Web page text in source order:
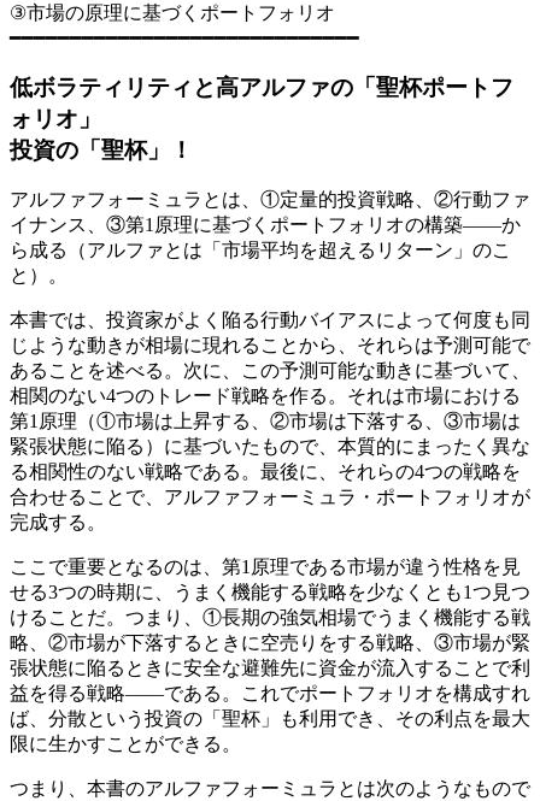
③市場の原理に基づくポートフォリオ
━━━━━━━━━━━━━━━━━━━━━━━━━━━━━
低ボラティリティと高アルファの「聖杯ポートフ
ォリオ」
投資の「聖杯」！
アルファフォーミュラとは、①定量的投資戦略、②行動ファ
イナンス、③第1原理に基づくポートフォリオの構築――か
ら成る（アルファとは「市場平均を超えるリターン」のこ
と）。
本書では、投資家がよく陥る行動バイアスによって何度も同
じような動きが相場に現れることから、それらは予測可能で
あることを述べる。次に、この予測可能な動きに基づいて、
相関のない4つのトレード戦略を作る。それは市場における
第1原理（①市場は上昇する、②市場は下落する、③市場は
緊張状態に陥る）に基づいたもので、本質的にまったく異な
る相関性のない戦略である。最後に、それらの4つの戦略を
合わせることで、アルファフォーミュラ・ポートフォリオが
完成する。
ここで重要となるのは、第1原理である市場が違う性格を見
せる3つの時期に、うまく機能する戦略を少なくとも1つ見つ
けることだ。つまり、①長期の強気相場でうまく機能する戦
略、②市場が下落するときに空売りをする戦略、③市場が緊
張状態に陥るときに安全な避難先に資金が流入することで利
益を得る戦略――である。これでポートフォリオを構成すれ
ば、分散という投資の「聖杯」も利用でき、その利点を最大
限に生かすことができる。
つまり、本書のアルファフォーミュラとは次のようなもので